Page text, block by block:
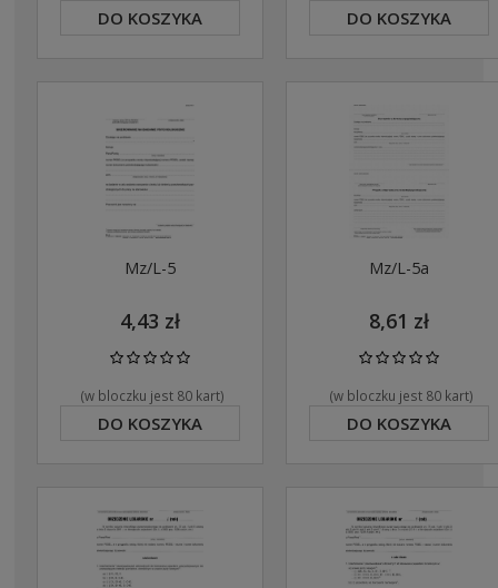
DO KOSZYKA DO KOSZYKA
Mz/L-5
4,43 zł
(w bloczku jest 80 kart)
DO KOSZYKA
Mz/L-5a
8,61 zł
(w bloczku jest 80 kart)
DO KOSZYKA